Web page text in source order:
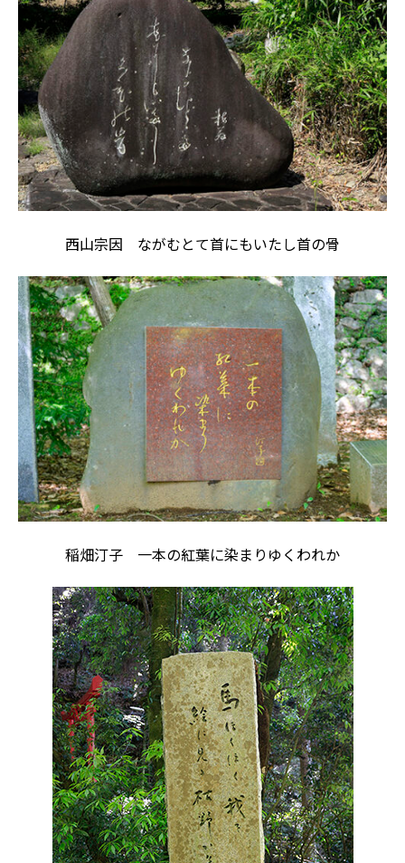
西山宗因 ながむとて首にもいたし首の骨
稲畑汀子 一本の紅葉に染まりゆくわれか